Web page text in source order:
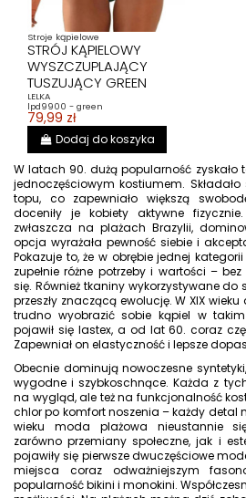
Stroje kąpielowe
STRÓJ KĄPIELOWY
WYSZCZUPLAJĄCY
TUSZUJĄCY GREEN
LELKA
lpd9900 - green
79,99 zł
Dodaj do koszyka
W latach 90. dużą popularność zyskało
jednoczęściowym kostiumem.
topu, co zapewniało większą
doceniły je kobiety aktywne
zwłaszcza na plażach Brazylii,
opcja wyrażała pewność siebie i
Pokazuje to, że w obrębie jednej
zupełnie różne potrzeby i wartości –
się. Również tkaniny wykorzystywane
przeszły znaczącą ewolucję. W XIX
trudno wyobrazić sobie kąpiel w
pojawił się lastex, a od lat 60. coraz
Zapewniał on elastyczność i lepsze
Obecnie dominują nowoczesne
wygodne i szybkoschnące. Każda z
na wygląd, ale też na funkcjonalność
chlor po komfort noszenia – każdy detal
wieku moda plażowa nieustannie
zarówno przemiany społeczne, jak i
pojawiły się pierwsze dwuczęściowe
miejsca coraz odważniejszym
popularność bikini i monokini.